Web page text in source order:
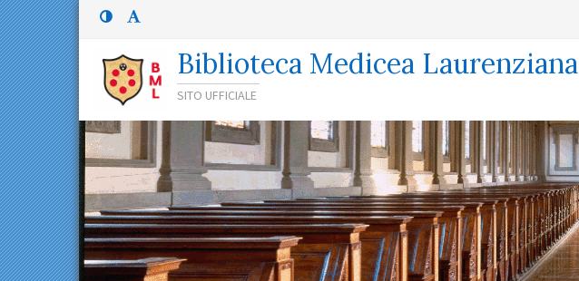
Menù
principale
Menù
superiore
Percorso
di
navigazione
Contenuto
principale
Menù
contestuale
Navigazione
secondaria
Biblioteca Medicea Laurenziana
SITO UFFICIALE